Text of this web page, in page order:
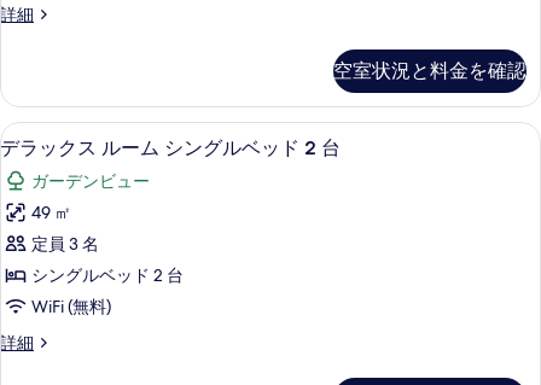
詳細
客
細
空室状況と料金を確認
デ
ラ
ッ
ク
ス
ル
ー
ム
デラックス ルーム シングルベッド
6
デラックス ルーム シングルベッド 2 台
ガーデンビュー
49 ㎡
定員 3 名
シングルベッド 2 台
WiFi (無料)
詳細
デ